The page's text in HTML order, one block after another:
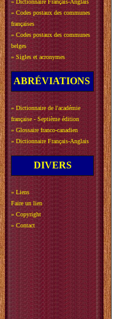
» Dictionnaire Français-Anglais
» Codes postaux des communes
françaises
» Codes postaux des communes
belges
» Sigles et acronymes
ABRÉVIATIONS
» Dictionnaire de l'académie
française - Septième édition
» Glossaire franco-canadien
» Dictionnaire Français-Anglais
DIVERS
» Liens
Faire un lien
» Copyright
» Contact